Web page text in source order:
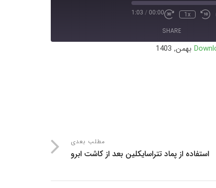
1x
00:00
/
1:03
SHARE
مطلب بعدی
استفاده از پماد تتراسایکلین بعد از کاشت ابرو